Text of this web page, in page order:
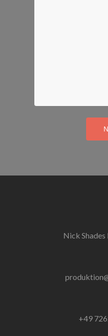
Nick
+49